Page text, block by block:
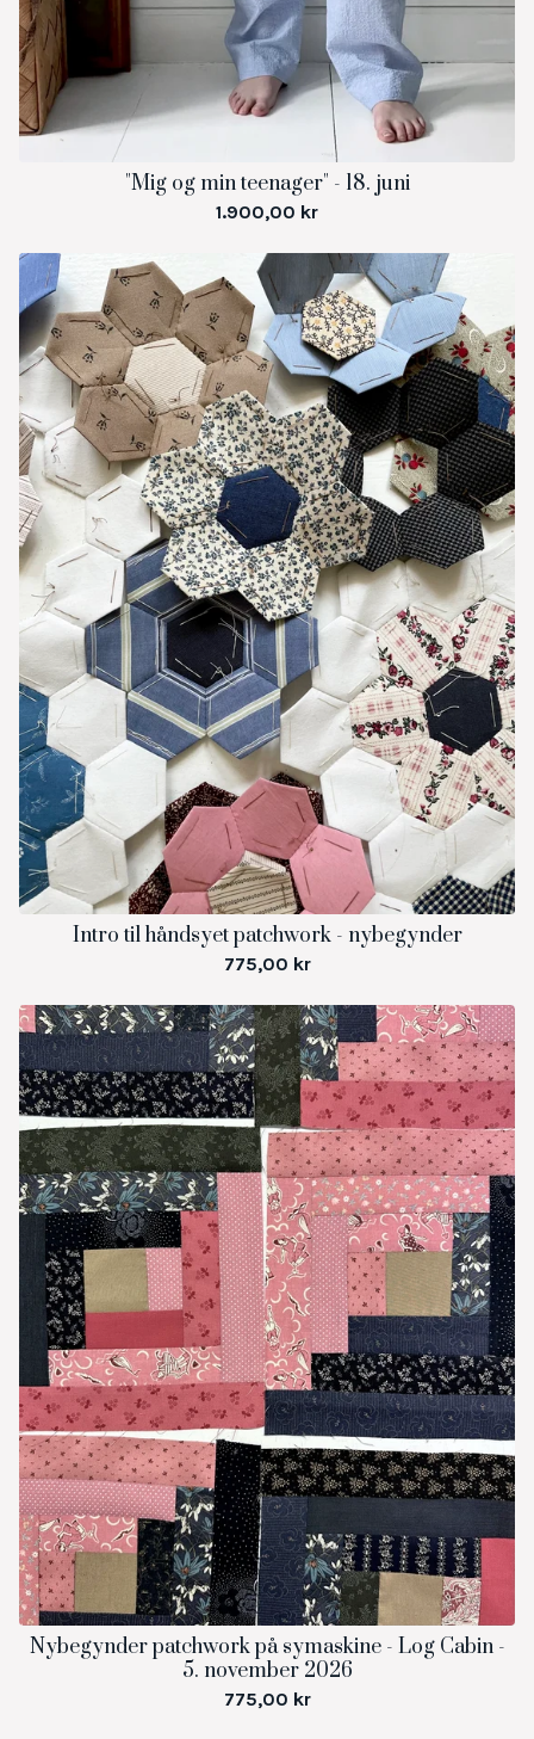
"Mig og min teenager" - 18. juni
1.900,00 kr
Intro til håndsyet patchwork - nybegynder
775,00 kr
Nybegynder patchwork på symaskine - Log Cabin -
5. november 2026
775,00 kr